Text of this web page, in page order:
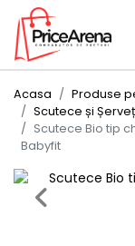
Acasa
Produse
Scutece și
Scutece Bio tip
Babyfit
Previous